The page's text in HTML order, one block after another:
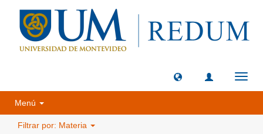
Menú
Filtrar por: Materia